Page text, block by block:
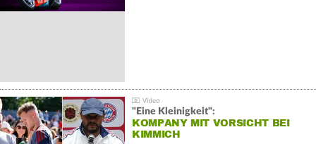
"Eine Kleinigkeit":
KOMPANY MIT VORSICHT BEI
KIMMICH